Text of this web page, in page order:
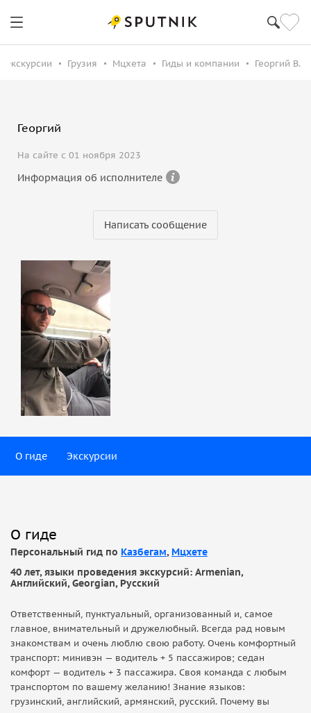
Экскурсии Грузия Мцхета Гиды и компании Георгий В.
Георгий
На сайте с 01 ноября 2023
Информация об исполнителе
Написать сообщение
О гиде Экскурсии
О гиде
Персональный гид по Казбегам, Мцхете
40 лет, языки проведения экскурсий: Armenian,
Английский, Georgian, Русский
Ответственный, пунктуальный, организованный и, самое
главное, внимательный и дружелюбный. Всегда рад новым
знакомствам и очень люблю свою работу. Очень комфортный
транспорт: минивэн — водитель + 5 пассажиров; седан
комфорт — водитель + 3 пассажира. Своя команда с любым
транспортом по вашему желанию! Знание языков:
грузинский, английский, армянский, русский. Почему вы